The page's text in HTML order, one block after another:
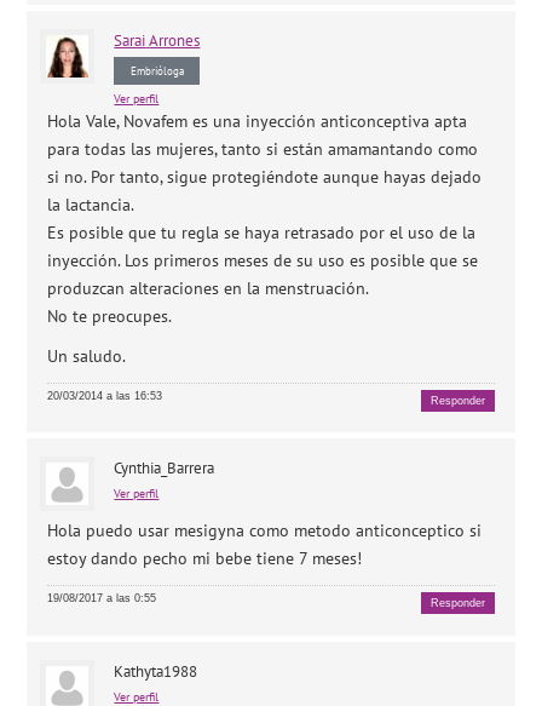
Sarai Arrones
Embrióloga
Ver perfil
Hola Vale, Novafem es una inyección anticonceptiva apta
para todas las mujeres, tanto si están amamantando como
si no. Por tanto, sigue protegiéndote aunque hayas dejado
la lactancia.
Es posible que tu regla se haya retrasado por el uso de la
inyección. Los primeros meses de su uso es posible que se
produzcan alteraciones en la menstruación.
No te preocupes.
Un saludo.
20/03/2014 a las 16:53 Responder
Cynthia_Barrera
Ver perfil
Hola puedo usar mesigyna como metodo anticonceptico si
estoy dando pecho mi bebe tiene 7 meses!
19/08/2017 a las 0:55 Responder
Kathyta1988
Ver perfil